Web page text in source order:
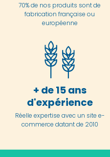
70% de nos produits sont de
fabrication française ou
européenne
+ de 15 ans
d'expérience
Réelle expertise avec un site e-
commerce datant de 2010